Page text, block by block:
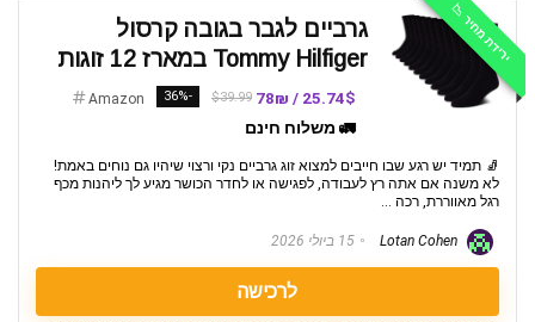
ירידת מחיר 📉
גרביים לגבר בגובה קרסול
Tommy Hilfiger במארז 12 זוגות
25.74$ / 78₪
$39.99
-36%
Amazon
🚛 משלוח חינם
🧦 תמיד יש רגע שבו חייבים למצוא זוג גרביים נקי ורצוי שיהיו גם נוחים באמת!
לא משנה אם אתה רץ לעבודה, לפגישה או לחדר הכושר מגיע לך ליהנות מכף
רגל מאווררת, רכה ...
15 ביולי 2026
לרכישה